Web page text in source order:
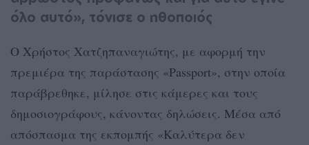
όλο αυτό», τόνισε ο ηθοποιός
Ο Χρήστος Χατζηπαναγιώτης, με αφορμή την
πρεμιέρα της παράστασης «Passport», στην οποία
παράβρεθηκε, μίλησε στις κάμερες και τους
δημοσιογράφους, κάνοντας δηλώσεις. Μέσα από
απόσπασμα της εκπομπής «Καλύτερα δεν